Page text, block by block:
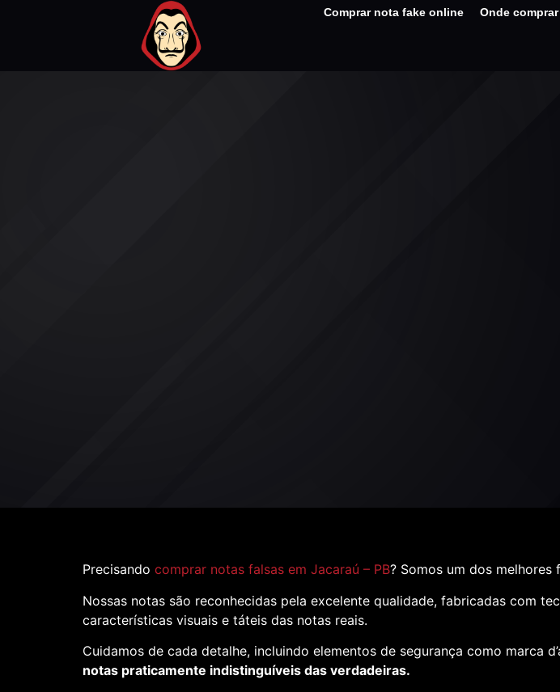
Comprar nota fake online Onde
Precisando comprar notas falsas em Jacaraú – PB? Somos um dos melhores
Nossas notas são reconhecidas pela excelente qualidade, fabricadas com
características visuais e táteis das notas reais.
Cuidamos de cada detalhe, incluindo elementos de segurança como marca
notas praticamente indistinguíveis das verdadeiras.